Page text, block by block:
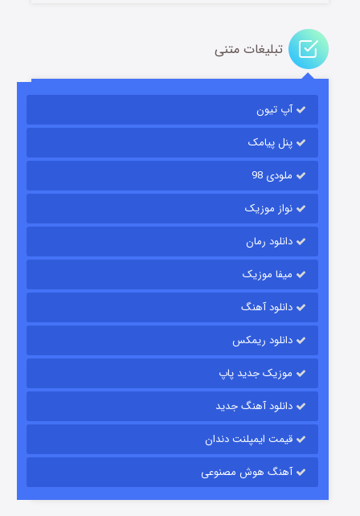
باب اسفنجی فصل ۱۷
قسمت۶ (زیرنویس) منتشر شد
قسمت۱۵ (دوبله) منتشر شد
تبلیغات متنی
آپ تیون
پنل پیامک
ملودی 98
نواز موزیک
دانلود رمان
میفا موزیک
دانلود آهنگ
دانلود ریمکس
موزیک جدید پاپ
دانلود آهنگ جدید
قیمت ایمپلنت دندان
آهنگ هوش مصنوعی